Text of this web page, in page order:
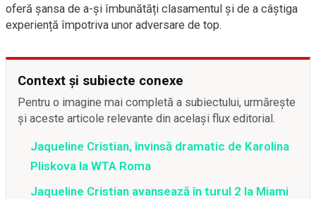
oferă șansa de a-și îmbunătăți clasamentul și de a câștiga
experiență împotriva unor adversare de top.
Context și subiecte conexe
Pentru o imagine mai completă a subiectului, urmărește
și aceste articole relevante din același flux editorial.
Jaqueline Cristian, învinsă dramatic de Karolina
Pliskova la WTA Roma
Jaqueline Cristian avansează în turul 2 la Miami